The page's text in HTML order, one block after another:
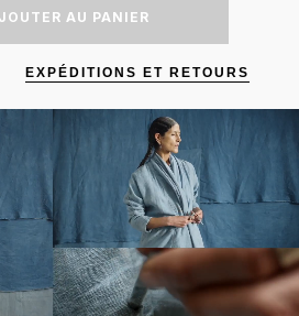
AU PANIER
EXPÉDITIONS ET RETOURS